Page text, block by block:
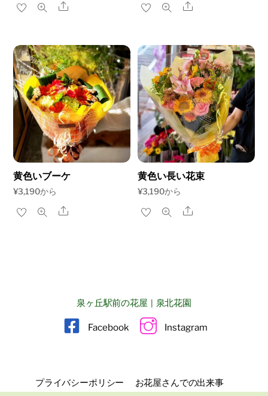
Share Share
黄色いブーケ
¥3,190から
Share
黄色い長い花束
¥3,190から
Share
泉ヶ丘駅前の花屋 | 泉北花園
Facebook Instagram
プライバシーポリシー
お花屋さんでの出来事